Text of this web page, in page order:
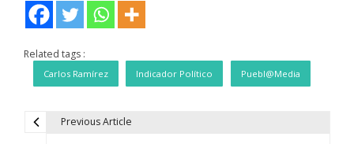
Related tags :
Carlos Ramírez Indicador Político Puebl@Media
Previous Article